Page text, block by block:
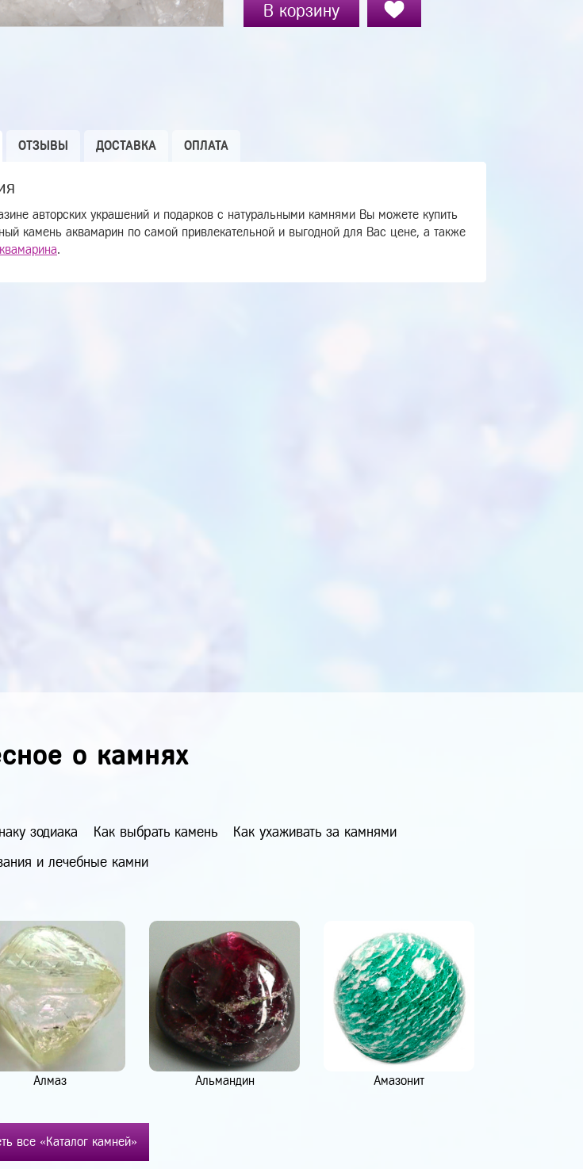
В корзину
ОТЗЫВЫ ДОСТАВКА ОПЛАТА
авторских украшений и подарков с натуральными камнями Вы можете купить
камень аквамарин по самой привлекательной и выгодной для Вас цене, а также
.
о камнях
зодиака Как выбрать камень Как ухаживать за камнями
и лечебные камни
Алмаз Альмандин Амазонит
все «Каталог камней»